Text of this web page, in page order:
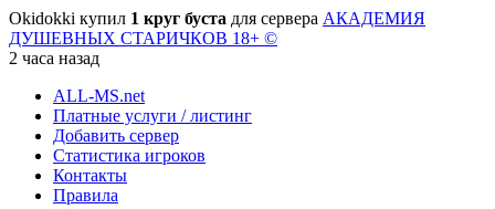
Okidokki купил 1 круг буста для сервера АКАДЕМИЯ
ДУШЕВНЫХ СТАРИЧКОВ 18+ ©
2 часа назад
ALL-MS.net
Платные услуги / листинг
Добавить сервер
Статистика игроков
Контакты
Правила